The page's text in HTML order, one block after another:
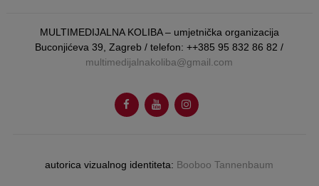
MULTIMEDIJALNA KOLIBA – umjetnička organizacija
Buconjićeva 39, Zagreb / telefon: ++385 95 832 86 82 /
multimedijalnakoliba@gmail.com
autorica vizualnog identiteta: Booboo Tannenbaum